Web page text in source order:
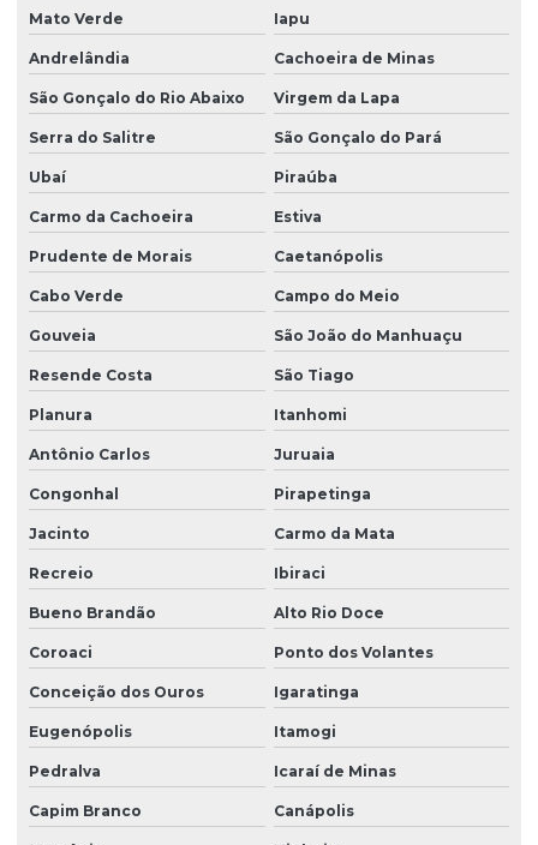
Mato Verde Iapu
Andrelândia Cachoeira de Minas
São Gonçalo do Rio Abaixo Virgem da Lapa
Serra do Salitre São Gonçalo do Pará
Ubaí Piraúba
Carmo da Cachoeira Estiva
Prudente de Morais Caetanópolis
Cabo Verde Campo do Meio
Gouveia São João do Manhuaçu
Resende Costa São Tiago
Planura Itanhomi
Antônio Carlos Juruaia
Congonhal Pirapetinga
Jacinto Carmo da Mata
Recreio Ibiraci
Bueno Brandão Alto Rio Doce
Coroaci Ponto dos Volantes
Conceição dos Ouros Igaratinga
Eugenópolis Itamogi
Pedralva Icaraí de Minas
Capim Branco Canápolis